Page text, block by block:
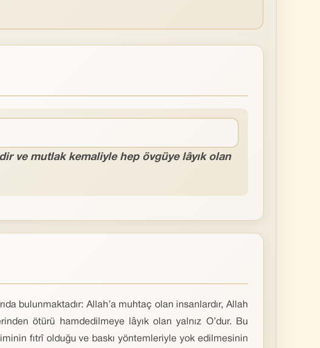
ve mutlak kemaliyle hep övgüye lâyık olan
bulunmaktadır: Allah’a muhtaç olan insanlardır, Allah
ötürü hamdedilmeye lâyık olan yalnız O’dur. Bu
fıtrî olduğu ve baskı yöntemleriyle yok edilmesinin